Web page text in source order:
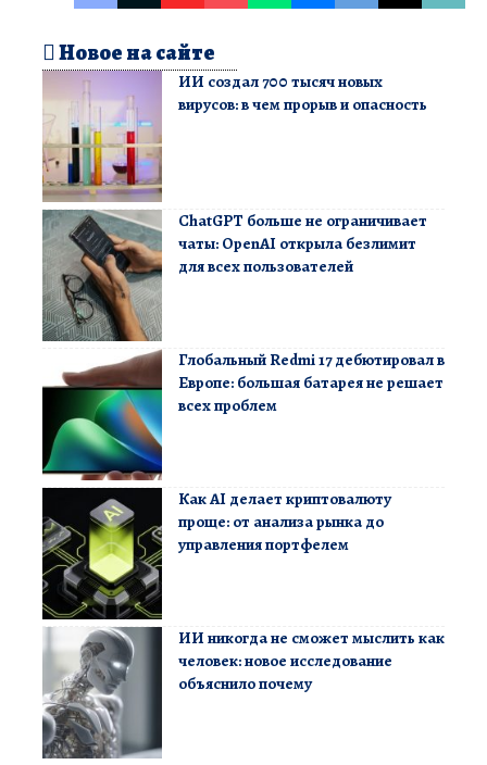
Новое на сайте
ИИ создал 700 тысяч новых
вирусов: в чем прорыв и опасность
ChatGPT больше не ограничивает
чаты: OpenAI открыла безлимит
для всех пользователей
Глобальный Redmi 17 дебютировал в
Европе: большая батарея не решает
всех проблем
Как AI делает криптовалюту
проще: от анализа рынка до
управления портфелем
ИИ никогда не сможет мыслить как
человек: новое исследование
объяснило почему